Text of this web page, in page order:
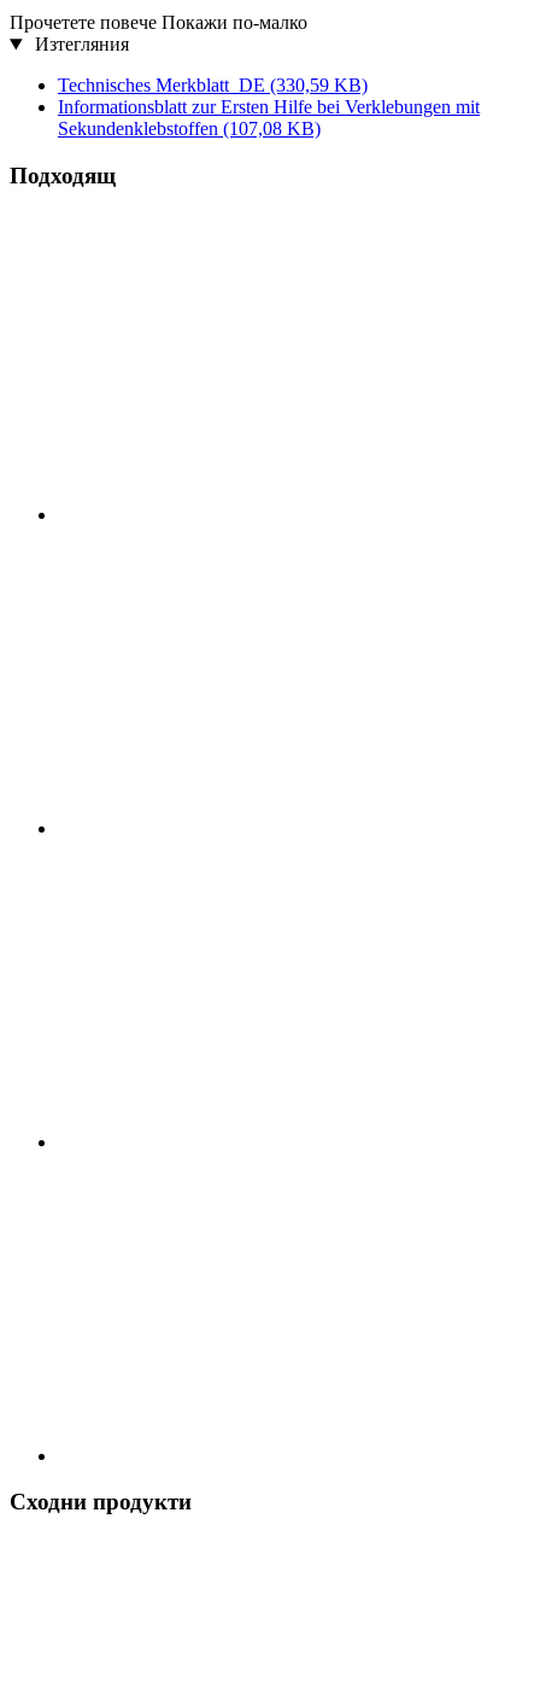
Прочетете повече Покажи по-малко
Изтегляния
Technisches Merkblatt_DE (330,59 KB)
Informationsblatt zur Ersten Hilfe bei Verklebungen mit
Sekundenklebstoffen (107,08 KB)
Подходящ
Сходни продукти